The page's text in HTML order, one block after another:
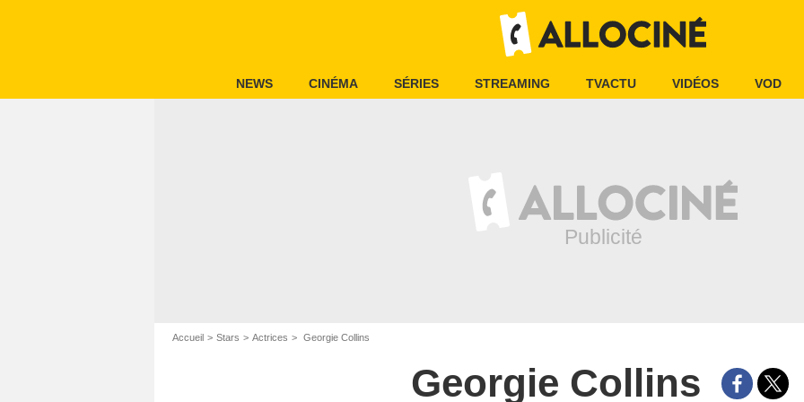
NEWS CINÉMA SÉRIES STREAMING TVACTU VIDÉOS VOD
Accueil Stars Actrices Georgie Collins
Georgie Collins